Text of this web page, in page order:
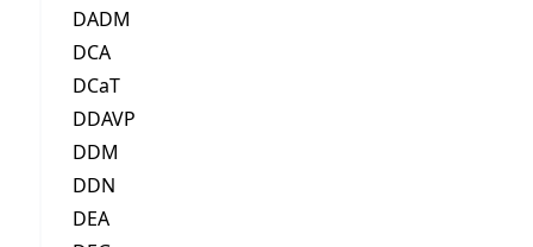
DADM
DCA
DCaT
DDAVP
DDM
DDN
DEA